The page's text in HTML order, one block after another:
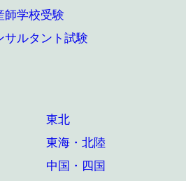
師学校受験
サルタント試験
東北
東海・北陸
中国・四国